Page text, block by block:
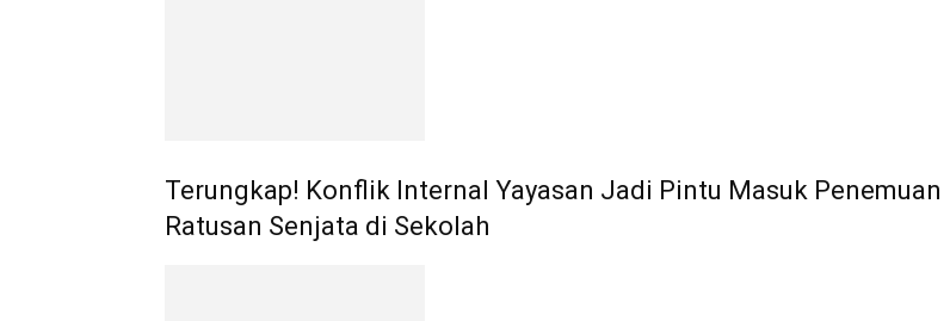
Terungkap! Konflik Internal Yayasan Jadi Pintu Masuk Penemuan
Ratusan Senjata di Sekolah